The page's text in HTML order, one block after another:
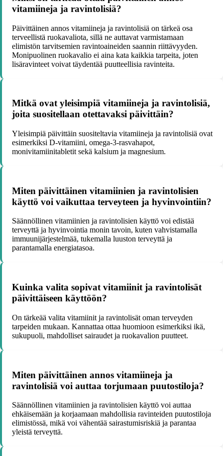
vitamiineja ja ravintolisiä?
Päivittäinen annos vitamiineja ja ravintolisiä on tärkeä osa
terveellistä ruokavaliota, sillä ne auttavat varmistamaan
elimistön tarvitsemien ravintoaineiden saannin riittävyyden.
Monipuolinen ruokavalio ei aina kata kaikkia tarpeita, joten
lisäravinteet voivat täydentää puutteellisia ravinteita.
Mitkä ovat yleisimpiä vitamiineja ja ravintolisiä,
joita suositellaan otettavaksi päivittäin?
Yleisimpiä päivittäin suositeltavia vitamiineja ja ravintolisiä ovat
esimerkiksi D-vitamiini, omega-3-rasvahapot,
monivitamiinitabletit sekä kalsium ja magnesium.
Miten päivittäinen vitamiinien ja ravintolisien
käyttö voi vaikuttaa terveyteen ja hyvinvointiin?
Säännöllinen vitamiinien ja ravintolisien käyttö voi edistää
terveyttä ja hyvinvointia monin tavoin, kuten vahvistamalla
immuunijärjestelmää, tukemalla luuston terveyttä ja
parantamalla energiatasoa.
Kuinka valita sopivat vitamiinit ja ravintolisät
päivittäiseen käyttöön?
On tärkeää valita vitamiinit ja ravintolisät oman terveyden
tarpeiden mukaan. Kannattaa ottaa huomioon esimerkiksi ikä,
sukupuoli, mahdolliset sairaudet ja ruokavalion puutteet.
Miten päivittäinen annos vitamiineja ja
ravintolisiä voi auttaa torjumaan puutostiloja?
Säännöllinen vitamiinien ja ravintolisien käyttö voi auttaa
ehkäisemään ja korjaamaan mahdollisia ravinteiden puutostiloja
elimistössä, mikä voi vähentää sairastumisriskiä ja parantaa
yleistä terveyttä.